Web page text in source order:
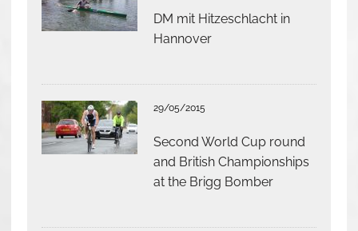
DM mit Hitzeschlacht in
Hannover
29/05/2015
Second World Cup round
and British Championships
at the Brigg Bomber